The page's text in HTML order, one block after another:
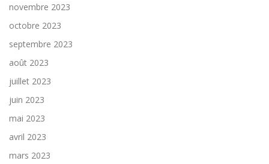
novembre 2023
octobre 2023
septembre 2023
août 2023
juillet 2023
juin 2023
mai 2023
avril 2023
mars 2023